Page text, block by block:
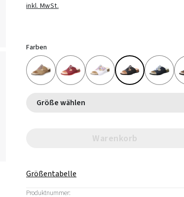
inkl. MwSt.
Farben
Größe wählen
Warenkorb
Größentabelle
Produktnummer: